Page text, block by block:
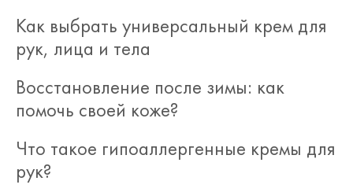
Как выбрать универсальный крем для
рук, лица и тела
Восстановление после зимы: как
помочь своей коже?
Что такое гипоаллергенные кремы для
рук?